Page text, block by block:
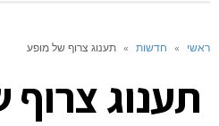
ראשי » חדשות » תענוג צרוף של מופע
תענוג